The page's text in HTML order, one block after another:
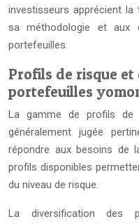
investisseurs apprécient
sa méthodologie et aux
portefeuilles.
Profils de risque
portefeuilles
La gamme de profils de
généralement jugée
répondre aux besoins de
profils disponibles
du niveau de risque.
La diversification des